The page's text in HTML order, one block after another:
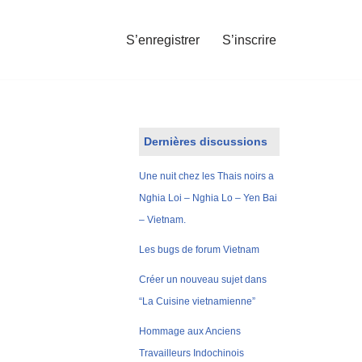
S’enregistrer S’inscrire
Dernières discussions
Une nuit chez les Thais noirs a
Nghia Loi – Nghia Lo – Yen Bai
– Vietnam.
Les bugs de forum Vietnam
Créer un nouveau sujet dans
“La Cuisine vietnamienne”
Hommage aux Anciens
Travailleurs Indochinois